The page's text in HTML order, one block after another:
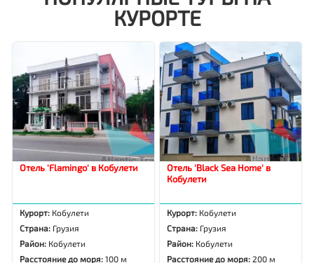
КУРОРТЕ
Отель 'Flamingo' в Кобулети
Курорт: Кобулети
Страна: Грузия
Район: Кобулети
Расстояние до моря:100 м
Отель 'Black Sea Home' в
Кобулети
Курорт: Кобулети
Страна: Грузия
Район: Кобулети
Расстояние до моря:200 м